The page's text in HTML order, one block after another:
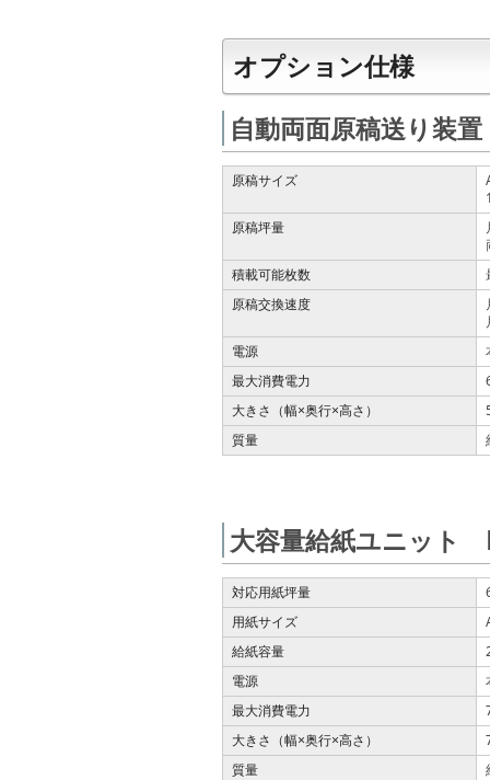
オプション仕様
自動両面原稿送り装
原稿サイズ
原稿坪量
積載可能枚数
原稿交換速度
電源
最大消費電力
大きさ（幅×奥行×高さ）
質量
大容量給紙ユニット
対応用紙坪量
用紙サイズ
給紙容量
電源
最大消費電力
大きさ（幅×奥行×高さ）
質量